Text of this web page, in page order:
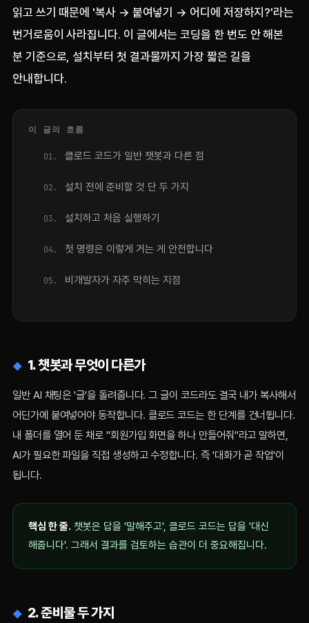
읽고 쓰기 때문에 '복사 → 붙여넣기 → 어디에 저장하지?'라는
번거로움이 사라집니다. 이 글에서는 코딩을 한 번도 안 해본
분 기준으로, 설치부터 첫 결과물까지 가장 짧은 길을
안내합니다.
이 글의 흐름
클로드 코드가 일반 챗봇과 다른 점
설치 전에 준비할 것 단 두 가지
설치하고 처음 실행하기
첫 명령은 이렇게 거는 게 안전합니다
비개발자가 자주 막히는 지점
1. 챗봇과 무엇이 다른가
일반 AI 채팅은 '글'을 돌려줍니다. 그 글이 코드라도 결국 내가 복사해서
어딘가에 붙여넣어야 동작합니다. 클로드 코드는 한 단계를 건너뜁니다.
내 폴더를 열어 둔 채로 "회원가입 화면을 하나 만들어줘"라고 말하면,
AI가 필요한 파일을 직접 생성하고 수정합니다. 즉 '대화가 곧 작업'이
됩니다.
핵심 한 줄. 챗봇은 답을 '말해주고', 클로드 코드는 답을 '대신
해줍니다'. 그래서 결과를 검토하는 습관이 더 중요해집니다.
2. 준비물 두 가지